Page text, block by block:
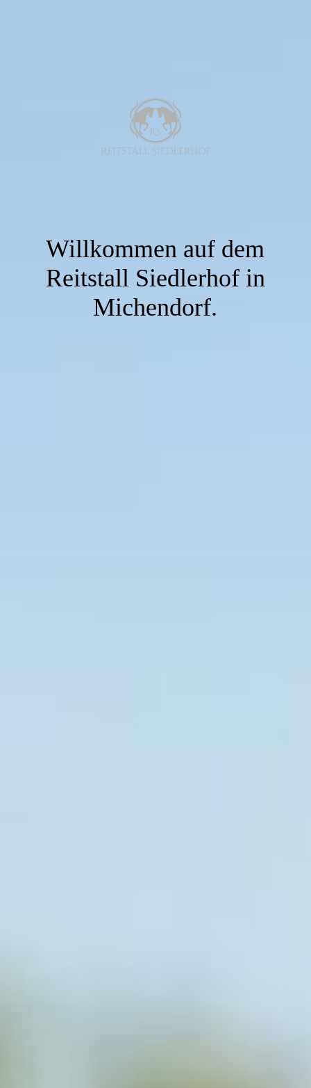
Willkommen auf dem
Reitstall Siedlerhof in
Michendorf.